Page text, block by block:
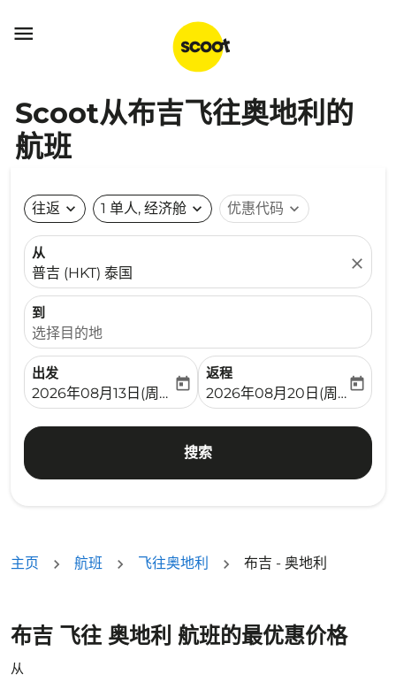

Scoot从布吉飞往奥地利的
航班
往返 expand_more 1 单人, 经济舱 expand_more 优惠代码 expand_more
从
普吉 (HKT) 泰国
close
到
选择目的地
出发
fc-booking-departure-date-aria-label
2026年08月13日(周四)
today
返程
fc-booking-return-date-
2026年08月20日(周四)
today
搜索
主页 航班 飞往奥地利 布吉 - 奥地利
布吉 飞往 奥地利 航班的最优惠价格
从